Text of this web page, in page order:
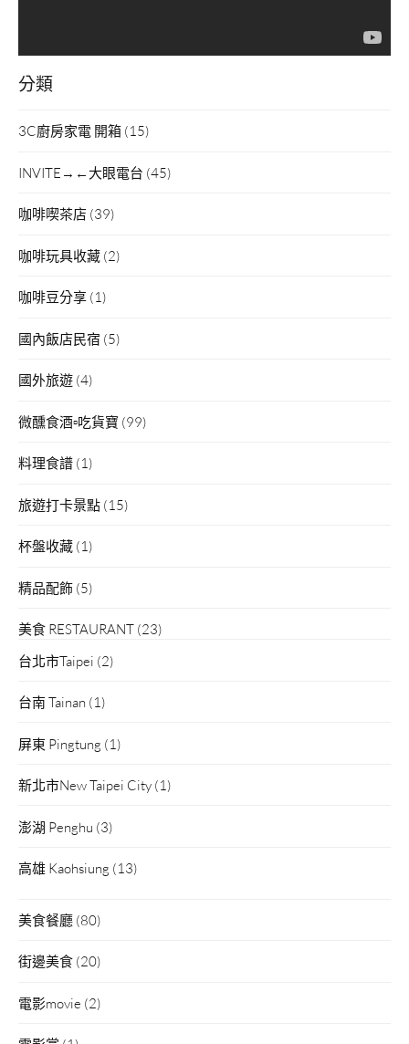
分類
3C廚房家電 開箱 (15)
INVITE→←大眼電台 (45)
咖啡喫茶店 (39)
咖啡玩具收藏 (2)
咖啡豆分享 (1)
國內飯店民宿 (5)
國外旅遊 (4)
微醺食酒▫吃貨寶 (99)
料理食譜 (1)
旅遊打卡景點 (15)
杯盤收藏 (1)
精品配飾 (5)
美食 RESTAURANT (23)
台北市Taipei (2)
台南 Tainan (1)
屏東 Pingtung (1)
新北市New Taipei City (1)
澎湖 Penghu (3)
高雄 Kaohsiung (13)
美食餐廳 (80)
街邊美食 (20)
電影movie (2)